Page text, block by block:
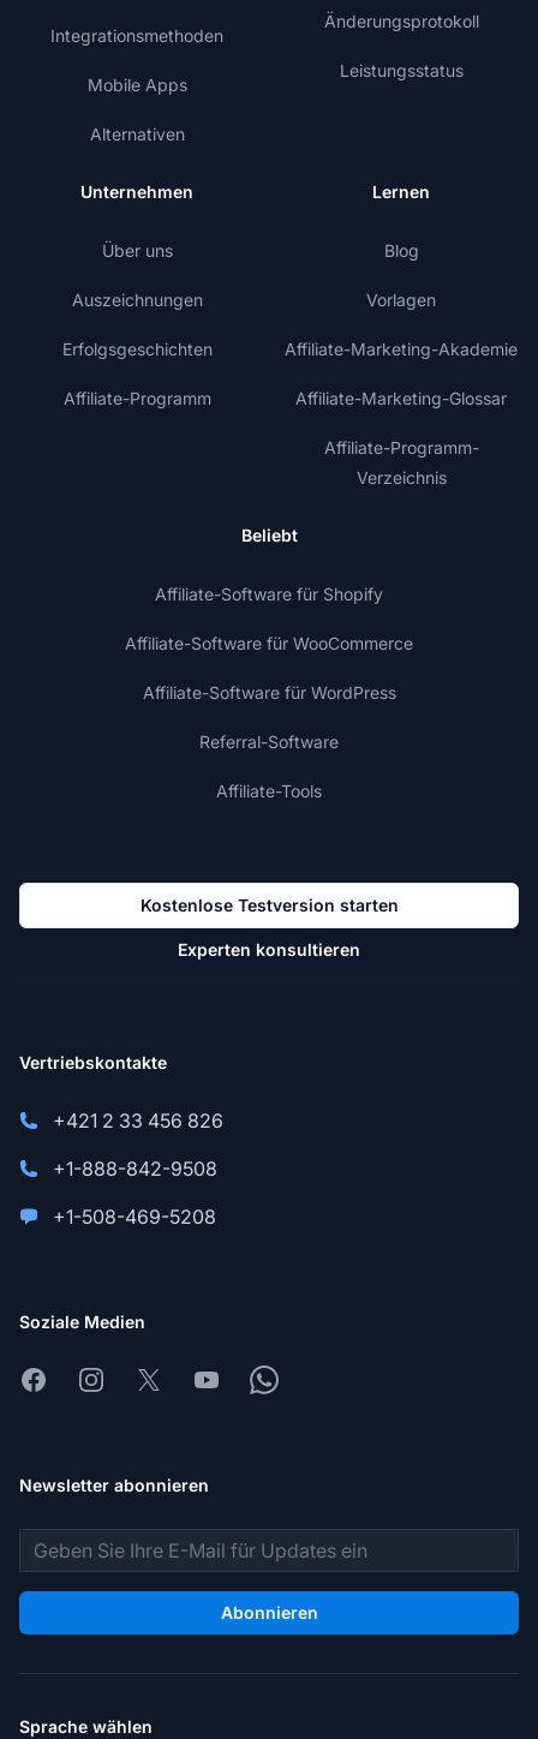
Integrationsmethoden
Mobile Apps
Alternativen
Änderungsprotokoll
Leistungsstatus
Unternehmen
Über uns
Auszeichnungen
Erfolgsgeschichten
Affiliate-Programm
Lernen
Blog
Vorlagen
Affiliate-Marketing-Akademie
Affiliate-Marketing-Glossar
Affiliate-Programm-
Verzeichnis
Beliebt
Affiliate-Software für Shopify
Affiliate-Software für WooCommerce
Affiliate-Software für WordPress
Referral-Software
Affiliate-Tools
Kostenlose Testversion starten
Experten konsultieren
Vertriebskontakte
+421 2 33 456 826
+1-888-842-9508
+1-508-469-5208
Soziale Medien
FacebookInstagram
X YoutubeWhatsapp
Newsletter abonnieren
E-Mail-Adresse
Abonnieren
Sprache wählen